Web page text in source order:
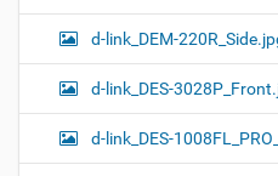
d-link_DEM-
d-link_DES-
d-link_DES-